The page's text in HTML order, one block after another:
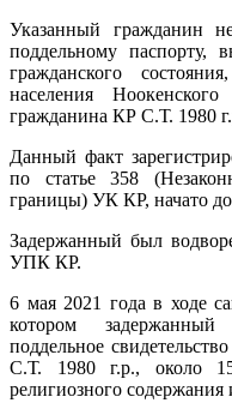
Указанный гражданин
поддельному паспорту,
гражданского
населения
гражданина КР С.Т. 1980
Данный факт
по статье 358
границы) УК КР, начато
Задержанный был
УПК КР.
6 мая 2021 года в ходе
котором
поддельное
С.Т. 1980 г.р., около
религиозного